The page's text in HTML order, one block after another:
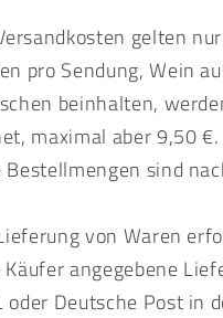
gelten
pro Sendung, Wein
beinhalten,
maximal aber 9,50 €.
Bestellmengen sind
von Waren
Käufer angegebene
oder Deutsche Post in